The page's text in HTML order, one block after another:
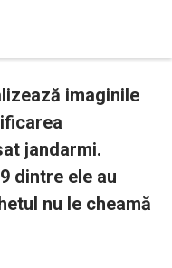
imaginile
jandarmi.
dintre ele au
nu le cheamă